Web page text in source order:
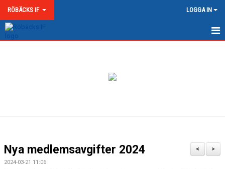
RÖBÄCKS IF LOGGA IN
MATCHER
>
<
Nya medlemsavgifter 2024
2024-03-21 11:06